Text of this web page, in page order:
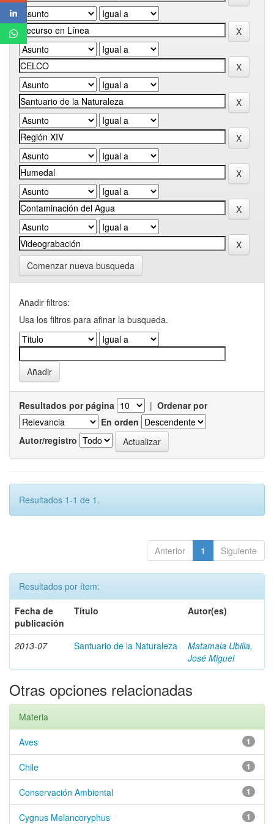
Comenzar nueva busqueda
Añadir filtros:
Usa los filtros para afinar la busqueda.
Resultados por página | Ordenar por
En orden
Autor/registro
Resultados 1-1 de 1.
Anterior 1 Siguiente
Resultados por ítem:
Fecha de
publicación
Título Autor(es)
2013-07 Santuario de la Naturaleza
Matamala Ubilla,
José Miguel
Otras opciones relacionadas
Materia
1
Aves
1
Chile
1
Conservación Ambiental
1
Cygnus Melancoryphus